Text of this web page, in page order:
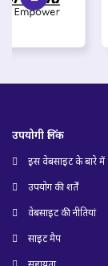
उपयोगी लिंक
इस वेबसाइट के बारे में
उपयोग की शर्तें
वेबसाइट की नीतियां
साइट मैप